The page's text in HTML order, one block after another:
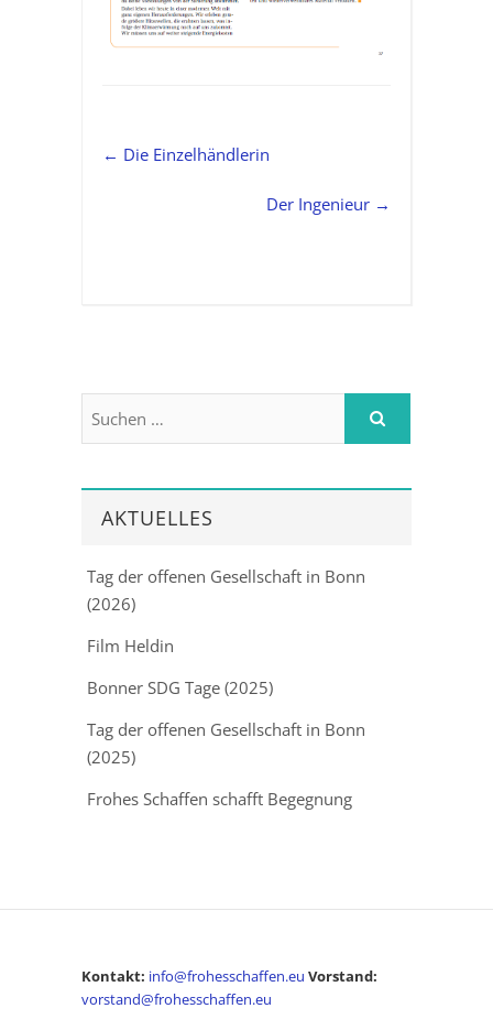
← Die Einzelhändlerin
Der Ingenieur →
AKTUELLES
Tag der offenen Gesellschaft in Bonn
(2026)
Film Heldin
Bonner SDG Tage (2025)
Tag der offenen Gesellschaft in Bonn
(2025)
Frohes Schaffen schafft Begegnung
Kontakt: info@frohesschaffen.eu Vorstand:
vorstand@frohesschaffen.eu